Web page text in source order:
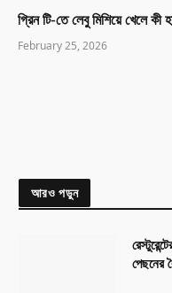
গ্রিন টি-তে লেবু মিশিয়ে খেলে কী
February 25, 2026
আরও পড়ুন
পেছনের